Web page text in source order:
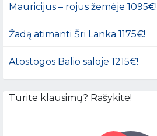
Mauricijus – rojus žemėje 1095€!
Žadą atimanti Šri Lanka 1175€!
Atostogos Balio saloje 1215€!
Turite klausimų? Rašykite!